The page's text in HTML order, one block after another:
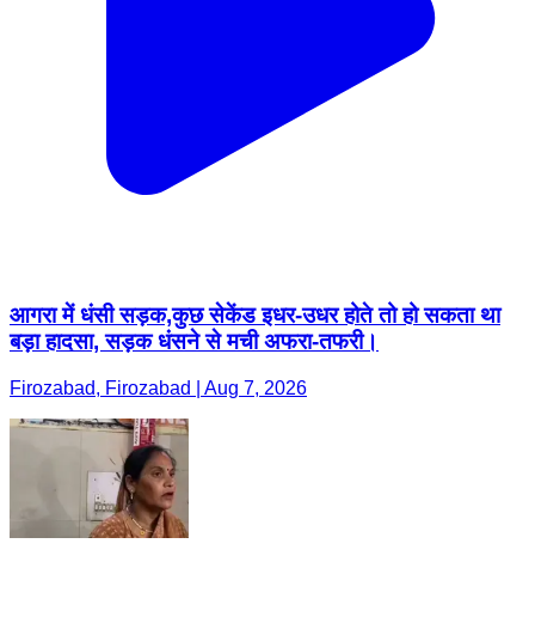
आगरा में धंसी सड़क,कुछ सेकेंड इधर-उधर होते तो हो सकता था
बड़ा हादसा, सड़क धंसने से मची अफरा-तफरी।
Firozabad, Firozabad | Aug 7, 2026